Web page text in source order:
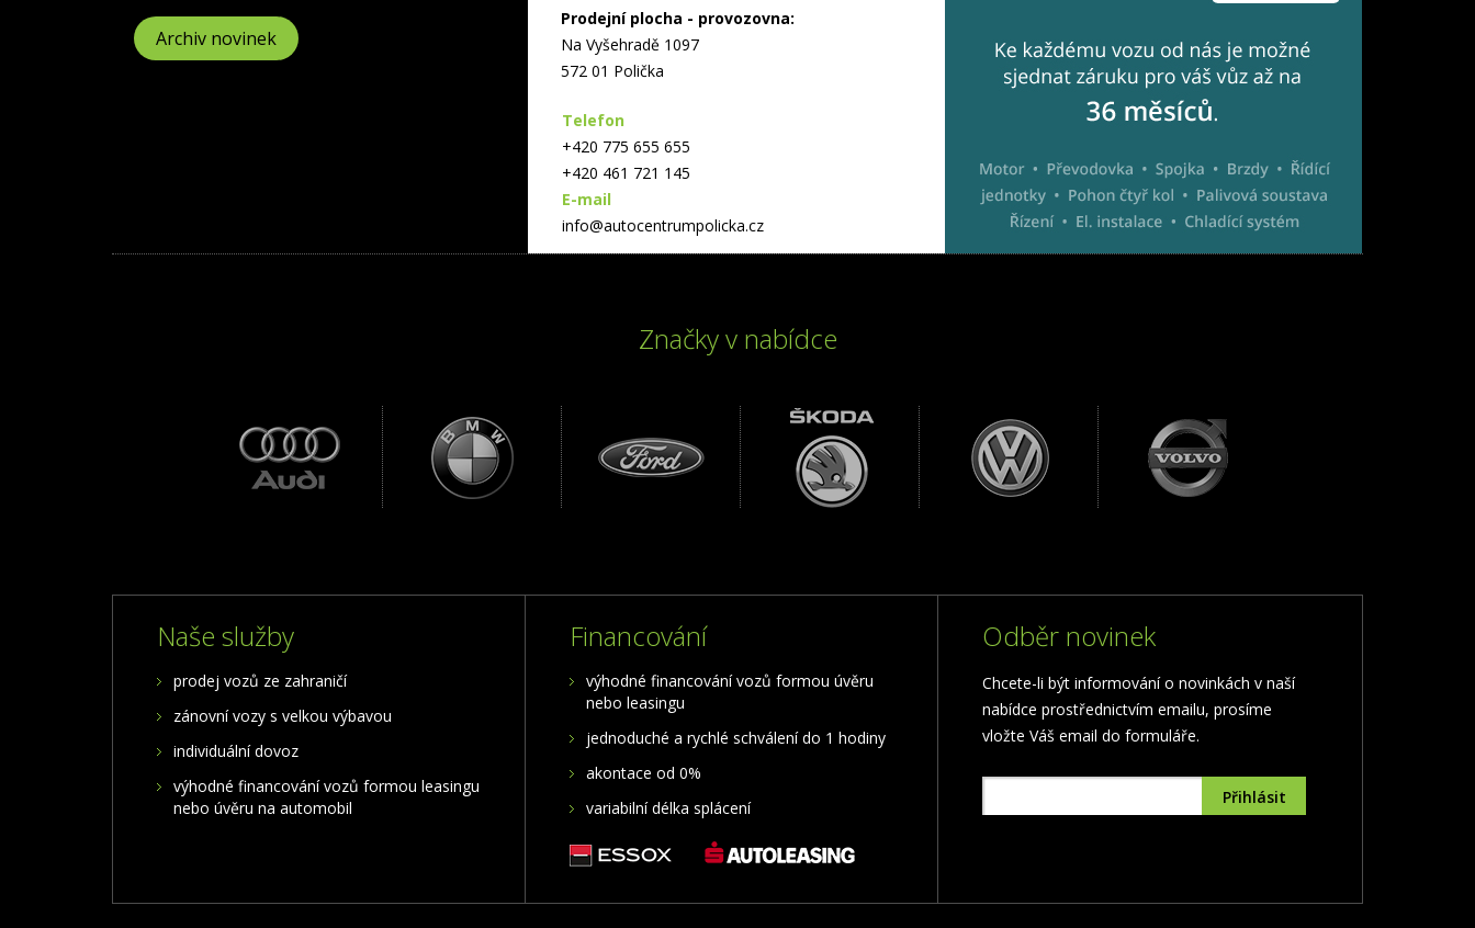
Archiv novinek
Prodejní plocha - provozovna:
Na Vyšehradě 1097
572 01 Polička
Telefon
+420 775 655 655
+420 461 721 145
E-mail
info@autocentrumpolicka.cz
Značky v nabídce
Naše služby
prodej vozů ze zahraničí
zánovní vozy s velkou výbavou
individuální dovoz
výhodné financování vozů formou leasingu
nebo úvěru na automobil
Financování
výhodné financování vozů formou úvěru
nebo leasingu
jednoduché a rychlé schválení do 1 hodiny
akontace od 0%
variabilní délka splácení
Odběr novinek
Chcete-li být informování o novinkách v naší
nabídce prostřednictvím emailu, prosíme
vložte Váš email do formuláře.